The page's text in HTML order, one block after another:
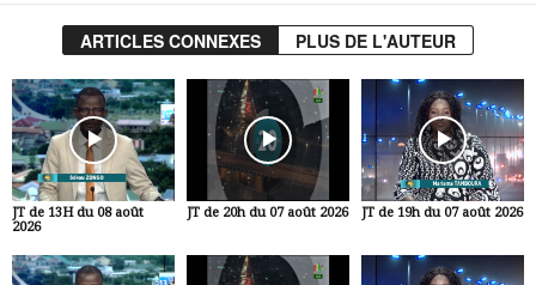
ARTICLES CONNEXES PLUS DE L'AUTEUR
JT de 13H du 08 août
2026
JT de 20h du 07 août 2026 JT de 19h du 07 août 2026